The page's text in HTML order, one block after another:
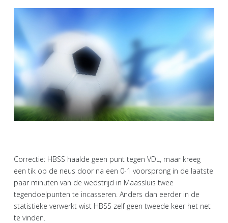
Correctie: HBSS haalde geen punt tegen VDL, maar kreeg
een tik op de neus door na een 0-1 voorsprong in de laatste
paar minuten van de wedstrijd in Maassluis twee
tegendoelpunten te incasseren. Anders dan eerder in de
statistieke verwerkt wist HBSS zelf geen tweede keer het net
te vinden.